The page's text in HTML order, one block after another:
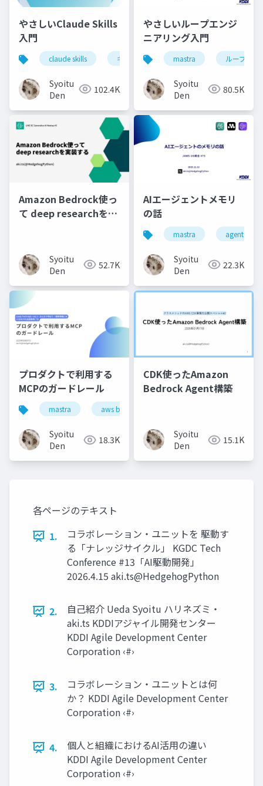
やさしいClaude Skills
入門
claude skills キミガタリ agent skills
Syoitu
Den
102.4K
やさしいループエンジ
ニアリング入門
mastra ループエン
Syoitu
Den
80.5K
Amazon Bedrock使っ
て deep researchを実
Syoitu
Den
52.7K
AIエージェントメモリ
の話
mastra agentcore
Syoitu
Den
22.3K
プロダクトで利用する
MCPのガードレール
mastra aws bedrock guardrails
Syoitu
Den
18.3K
CDK使ったAmazon
Bedrock Agent構築
Syoitu
Den
15.1K
各ページのテキスト
1.
コラボレーション・ユニットを 駆動す
る「ナレッジサイクル」 KGDC Tech
Conference #13「AI駆動開発」
2026.4.15 aki.ts@HedgehogPython
2.
自己紹介 Ueda Syoitu ハリネズミ・
aki.ts KDDIアジャイル開発センター
KDDI Agile Development Center
Corporation ‹#›
3.
コラボレーション・ユニットとは何
か？ KDDI Agile Development Center
Corporation ‹#›
4.
個人と組織におけるAI活用の違い
KDDI Agile Development Center
Corporation ‹#›